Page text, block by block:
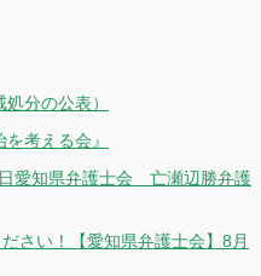
分の公表）
考える会』
愛知県弁護士会 亡瀬辺勝弁護
さい！【愛知県弁護士会】8月